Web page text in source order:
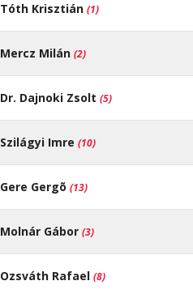
Tóth Krisztián (1)
Mercz Milán (2)
Dr. Dajnoki Zsolt (5)
Szilágyi Imre (10)
Gere Gergõ (13)
Molnár Gábor (3)
Ozsváth Rafael (8)